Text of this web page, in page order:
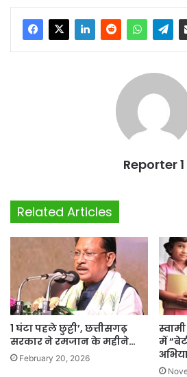
Reporter 1
Related Articles
1 घंटा पहले छुट्टी’, छत्तीसगढ़
सरकार ने रमजान के महीने…
February 20, 2026
में